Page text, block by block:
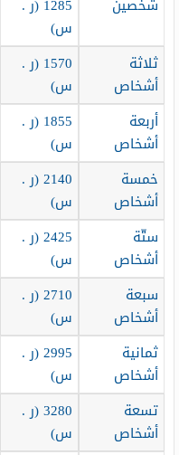
شخصين
1285 (ر .
س)
ثلاثة
أشخاص
1570 (ر .
س)
أربعة
أشخاص
1855 (ر .
س)
خمسة
أشخاص
2140 (ر .
س)
ستّة
أشخاص
2425 (ر .
س)
سبعة
أشخاص
2710 (ر .
س)
ثمانية
أشخاص
2995 (ر .
س)
تسعة
أشخاص
3280 (ر .
س)